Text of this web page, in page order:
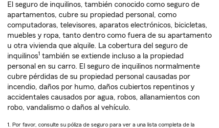
El seguro de inquilinos, también conocido como seguro de
apartamentos, cubre su propiedad personal, como
computadoras, televisores, aparatos electrónicos, bicicletas,
muebles y ropa, tanto dentro como fuera de su apartamento
u otra vivienda que alquile. La cobertura del seguro de
inquilinos1 también se extiende incluso a la propiedad
personal en su carro. El seguro de inquilinos normalmente
cubre pérdidas de su propiedad personal causadas por
incendio, daños por humo, daños cubiertos repentinos y
accidentales causados por agua, robos, allanamientos con
robo, vandalismo o daños al vehículo.
1. Por favor, consulte su póliza de seguro para ver a una lista completa de la